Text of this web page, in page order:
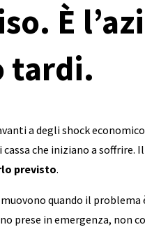
È
tardi.
a degli shock
che iniziano a soffrire.
previsto.
quando il problema
prese in emergenza, non